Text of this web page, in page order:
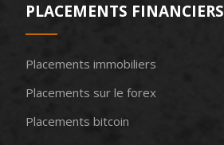
PLACEMENTS FINANCIERS
Placements immobiliers
Placements sur le forex
Placements bitcoin